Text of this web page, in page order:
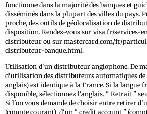
fonctionne dans la majorité des banques et
disséminés dans la plupart des villes du pays.
proche, des outils de géolocalisation de
disposition. Rendez-vous sur visa.fr/services-
distributeur ou sur mastercard.com/fr/
distributeur-banque.html.
Utilisation d'un distributeur anglophone. De
d'utilisation des distributeurs automatiques de
anglais) est identique à la France. Si la langue
disponible, sélectionnez l'anglais. " Retrait "
Si l'on vous demande de choisir entre retirer
(compte courant), d'un " credit account "